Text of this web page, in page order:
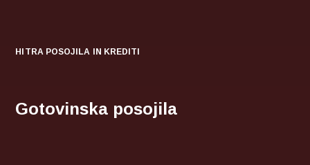
HITRA POSOJILA IN KREDITI
Gotovinska posojila